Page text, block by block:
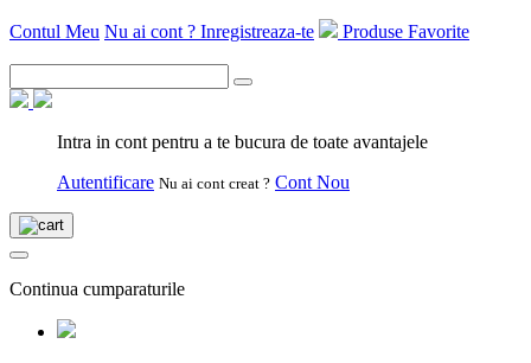
Contul Meu Nu ai cont ? Inregistreaza-te Produse Favorite
Intra in cont pentru a te bucura de toate avantajele
Autentificare Nu ai cont creat ? Cont Nou
Continua cumparaturile